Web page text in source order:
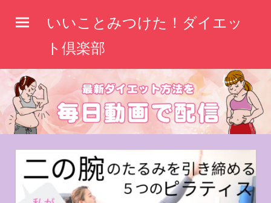
ス
キ
いいことみつけた！ダイエッ
ト倶楽部